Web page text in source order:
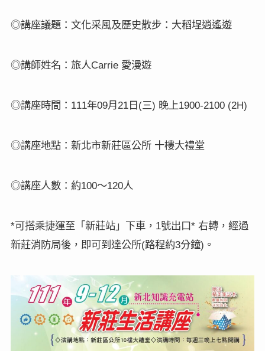
◎講座議題：文化采風及歷史散步：大稻埕逍遙遊
◎講師姓名：旅人Carrie 愛漫遊
◎講座時間： 111年09月 21日 (三) 晚上1900-2100 (2H)
◎講座地點：新北市新莊區公所 十樓大禮堂
◎講座人數：約100〜120人
*可搭乘捷運至「新莊站」下車， 1號出口* 右轉，經過
新莊消防局後，即可到達公所(路程約3分鐘) 。